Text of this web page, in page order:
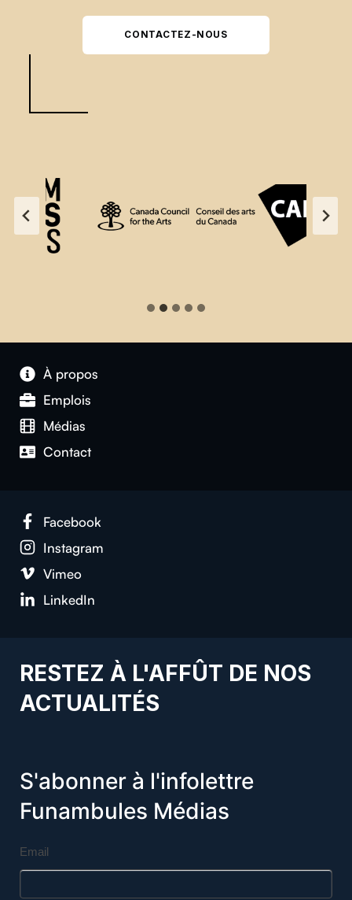
CONTACTEZ-NOUS
À propos
Emplois
Médias
Contact
Facebook
Instagram
Vimeo
LinkedIn
RESTEZ À L'AFFÛT DE NOS
ACTUALITÉS
S'abonner à l'infolettre
Funambules Médias
Email